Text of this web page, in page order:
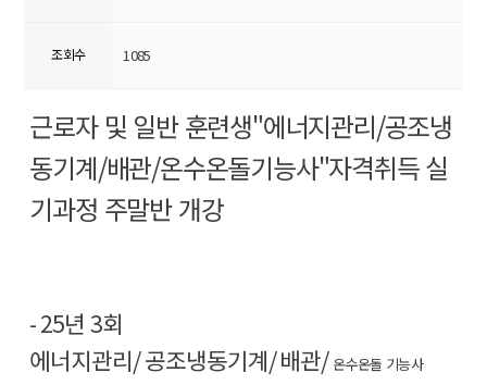
조회수 1085
근로자 및 일반 훈련생"에너지관리/공조냉
동기계/배관/온수온돌기능사"자격취득 실
기과정 주말반 개강
- 25년 3회
에너지관리/공조냉동기계/배관/ 온수온돌 기능사